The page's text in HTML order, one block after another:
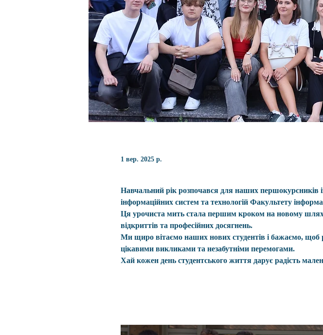
1 вер. 2025 р.
Навчальний рік розпочався для наших першокурсників
інформаційних систем та технологій Факультету
Ця урочиста мить стала першим кроком на новому
відкриттів та професійних досягнень.
Ми щиро вітаємо наших нових студентів і бажаємо,
цікавими викликами та незабутніми перемогами.
Хай кожен день студентського життя дарує радість